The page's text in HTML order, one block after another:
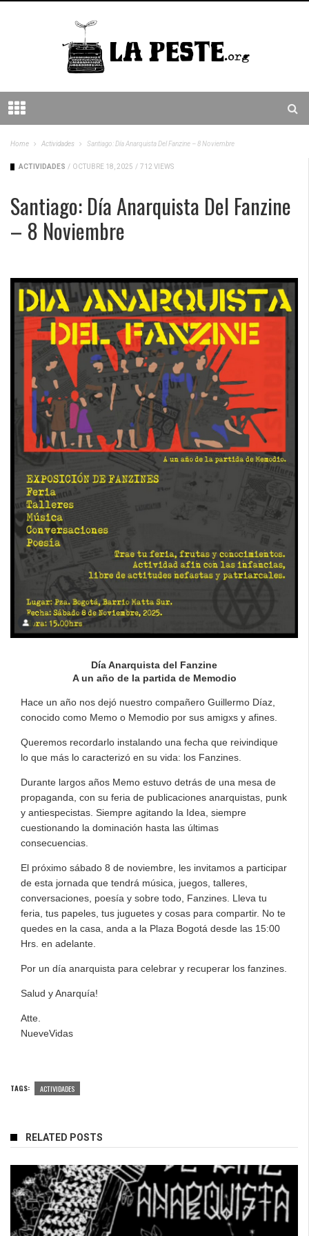
Home Actividades Santiago: Día Anarquista Del Fanzine – 8 Noviembre
ACTIVIDADES / OCTUBRE 18, 2025 / 712 VIEWS
Santiago: Día Anarquista Del Fanzine
– 8 Noviembre
Día Anarquista del Fanzine
A un año de la partida de Memodio
Hace un año nos dejó nuestro compañero Guillermo Díaz,
conocido como Memo o Memodio por sus amigxs y afines.
Queremos recordarlo instalando una fecha que reivindique
lo que más lo caracterizó en su vida: los Fanzines.
Durante largos años Memo estuvo detrás de una mesa de
propaganda, con su feria de publicaciones anarquistas, punk
y antiespecistas. Siempre agitando la Idea, siempre
cuestionando la dominación hasta las últimas
consecuencias.
El próximo sábado 8 de noviembre, les invitamos a participar
de esta jornada que tendrá música, juegos, talleres,
conversaciones, poesía y sobre todo, Fanzines. Lleva tu
feria, tus papeles, tus juguetes y cosas para compartir. No te
quedes en la casa, anda a la Plaza Bogotá desde las 15:00
Hrs. en adelante.
Por un día anarquista para celebrar y recuperar los fanzines.
Salud y Anarquía!
Atte.
NueveVidas
TAGS: ACTIVIDADES
RELATED POSTS